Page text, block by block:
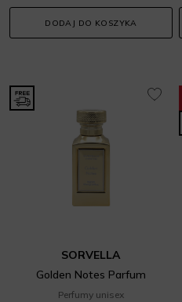
DODAJ DO KOSZYKA
SORVELLA
Golden Notes Parfum
Perfumy unisex